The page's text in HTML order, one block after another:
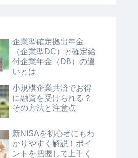
企業型確定拠出年金
（企業型DC）と確定給
付企業年金（DB）の違
いとは
小規模企業共済でお得
に融資を受けられる？
その方法と注意点
新NISAを初心者にもわ
かりやすく解説！ポイ
ントを把握して上手く